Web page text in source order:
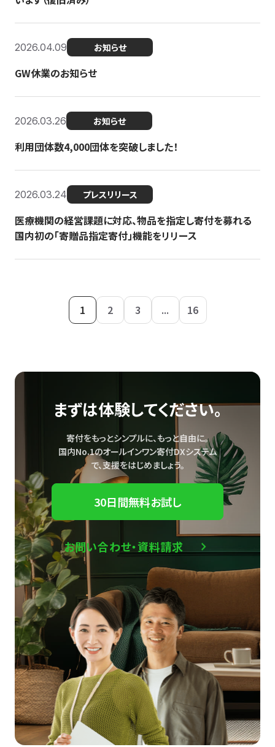
2026.04.09 お知らせ
GW休業のお知らせ
2026.03.26 お知らせ
利用団体数4,000団体を突破しました！
2026.03.24 プレスリリース
医療機関の経営課題に対応、物品を指定し寄付を募れる
国内初の「寄贈品指定寄付」機能をリリース
1 2 3 ... 16
まずは体験してください。
寄付をもっとシンプルに、もっと自由に。
国内No.1のオールインワン寄付DXシステム
で、支援をはじめましょう。
30日間無料お試し
お問い合わせ・資料請求